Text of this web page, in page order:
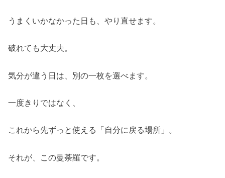
うまくいかなかった日も、やり直せます。
破れても大丈夫。
気分が違う日は、別の一枚を選べます。
一度きりではなく、
これから先ずっと使える「自分に戻る場所」。
それが、この曼荼羅です。